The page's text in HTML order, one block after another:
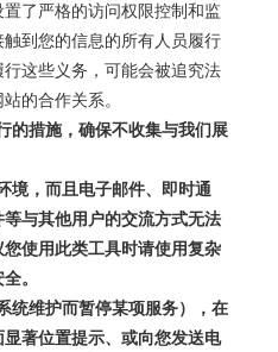
了严格的访问权限控制和监
到您的信息的所有人员履行
这些义务，可能会被追究法
的合作关系。
的措施，确保不收集与我们展
境，而且电子邮件、即时通
与其他用户的交流方式无法
使用此类工具时请使用复杂
。
统维护而暂停某项服务），在
著位置提示、或向您发送电